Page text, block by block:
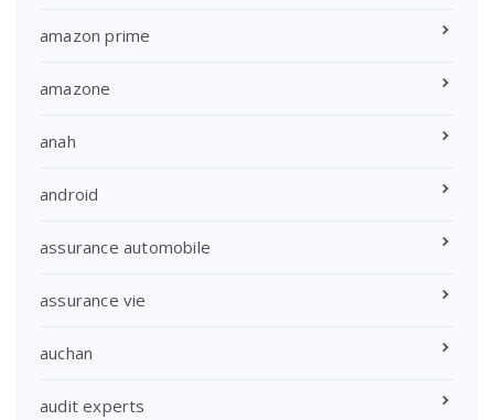
amazon prime
amazone
anah
android
assurance automobile
assurance vie
auchan
audit experts